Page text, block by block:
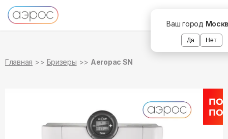
Ваш город
Да Нет
Главная Бризеры Aeropac SN
в наличии